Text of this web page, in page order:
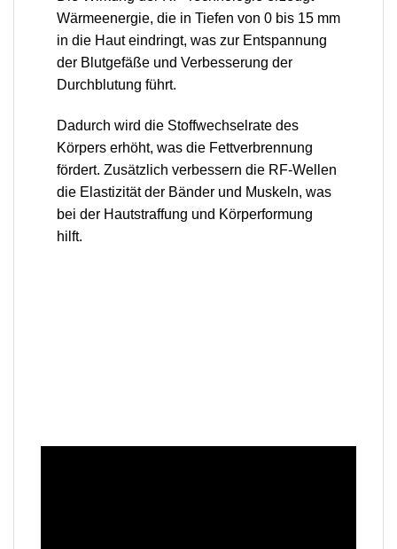
Wärmeenergie, die in Tiefen von 0 bis 15 mm
in die Haut eindringt, was zur Entspannung
der Blutgefäße und Verbesserung der
Durchblutung führt.
Dadurch wird die Stoffwechselrate des
Körpers erhöht, was die Fettverbrennung
fördert. Zusätzlich verbessern die RF-Wellen
die Elastizität der Bänder und Muskeln, was
bei der Hautstraffung und Körperformung
hilft.